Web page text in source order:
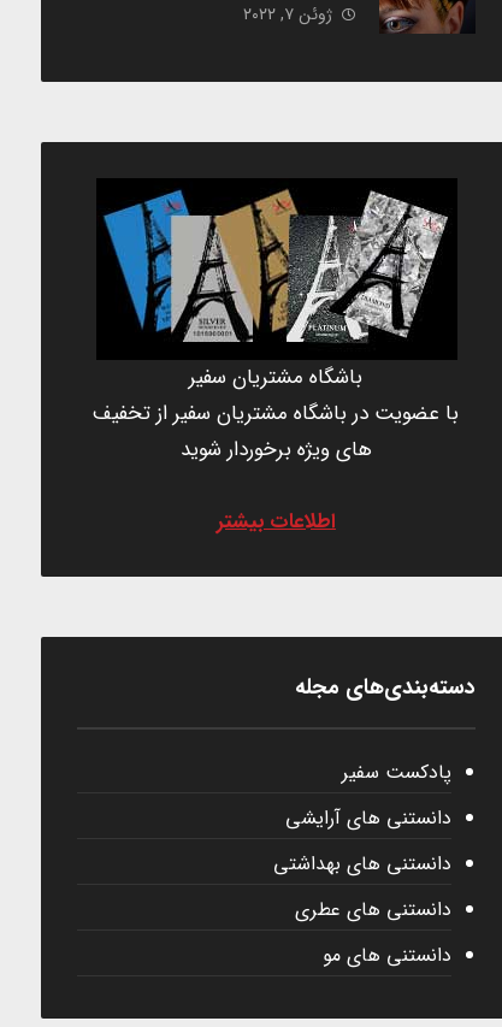
ژوئن ۷, ۲۰۲۲
باشگاه مشتریان سفیر
با عضویت در باشگاه مشتریان سفیر از تخفیف
های ویژه برخوردار شوید
اطلاعات بیشتر
دسته‌بندی‌های مجله
پادکست سفیر
دانستنی های آرایشی
دانستنی های بهداشتی
دانستنی های عطری
دانستنی های مو